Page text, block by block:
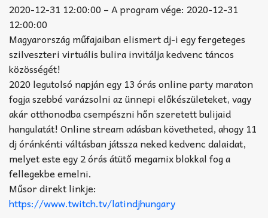
2020-12-31 12:00:00 – A program vége: 2020-12-31
12:00:00
Magyarország műfajaiban elismert dj-i egy fergeteges
szilveszteri virtuális bulira invitálja kedvenc táncos
közösségét!
2020 legutolsó napján egy 13 órás online party maraton
fogja szebbé varázsolni az ünnepi előkészületeket, vagy
akár otthonodba csempészni hőn szeretett bulijaid
hangulatát! Online stream adásban követheted, ahogy 11
dj óránkénti váltásban játssza neked kedvenc dalaidat,
melyet este egy 2 órás átütő megamix blokkal fog a
fellegekbe emelni.
Műsor direkt linkje:
https://www.twitch.tv/latindjhungary